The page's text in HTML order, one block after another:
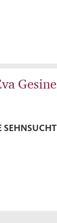
Gesine
SEHNSUCHT